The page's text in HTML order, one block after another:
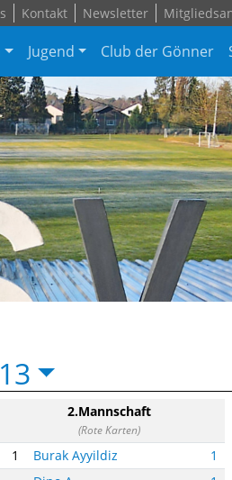
Kontakt Newsletter
Jugend Club der Gönner
2.Mannschaft
(Rote Karten)
1 Burak Ayyildiz
1